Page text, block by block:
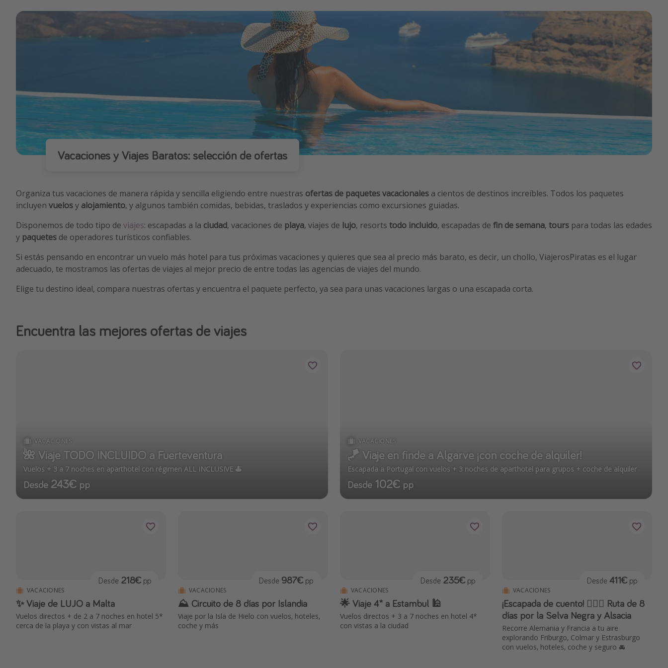
Vacaciones y Viajes Baratos: selección de ofertas
Organiza tus vacaciones de manera rápida y sencilla eligiendo entre nuestras ofertas de paquetes vacacionales a cientos de destinos increíbles. Todos los paquetes
incluyen vuelosy alojamiento, y algunos también comidas, bebidas, traslados y experiencias como excursiones guiadas.
Disponemos de todo tipo de viajes: escapadas a la ciudad, vacaciones de playa, viajes de lujo, resorts todo incluido, escapadas de fin de semana, tours para todas las edades
y paquetes de operadores turísticos confiables.
Si estás pensando en encontrar un vuelo más hotel para tus próximas vacaciones y quieres que sea al precio más barato, es decir, un chollo, ViajerosPiratas es el lugar
adecuado, te mostramos las ofertas de viajes al mejor precio de entre todas las agencias de viajes del mundo.
Elige tu destino ideal, compara nuestras ofertas y encuentra el paquete perfecto, ya sea para unas vacaciones largas o una escapada corta.
Encuentra las mejores ofertas de viajes
VACACIONES
🌺 Viaje TODO INCLUIDO a Fuerteventura
Vuelos + 3 a 7 noches en aparthotel con régimen ALL INCLUSIVE 🍝
Desde 243€ pp
VACACIONES
🪁 Viaje en finde a Algarve ¡con coche de alquiler!
Escapada a Portugal con vuelos + 3 noches de aparthotel para grupos + coche de alquiler
Desde 102€ pp
VACACIONES
✨ Viaje de LUJO a Malta
Vuelos directos + de 2 a 7 noches en hotel 5*
cerca de la playa y con vistas al mar
Desde 218€ pp
VACACIONES
⛰ Circuito de 8 días por Islandia
Viaje por la Isla de Hielo con vuelos, hoteles,
coche y más
Desde 987€ pp
VACACIONES
🌟 Viaje 4* a Estambul 🕌
Vuelos directos + 3 a 7 noches en hotel 4*
con vistas a la ciudad
Desde 235€ pp
VACACIONES
¡Escapada de cuento! 🧚🏼‍♂️ Ruta de 8
días por la Selva Negra y Alsacia
Recorre Alemania y Francia a tu aire
explorando Friburgo, Colmar y Estrasburgo
con vuelos, hoteles, coche y seguro 🚘
Desde 411€ pp